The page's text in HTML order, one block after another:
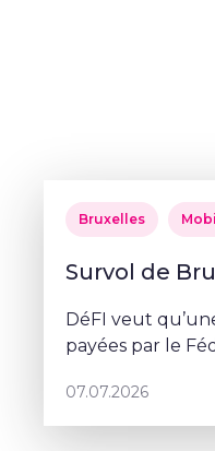
Bruxelles
Survol de
DéFI veut
payées par le
07.07.2026